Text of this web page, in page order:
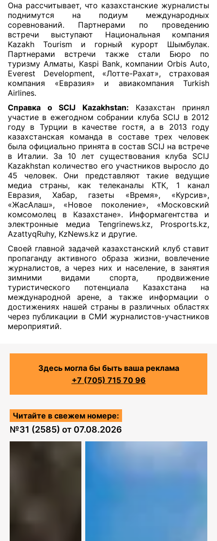
Она рассчитывает, что казахстанские журналисты
поднимутся на подиум международных
соревнований. Партнерами по проведению
встречи выступают Национальная компания
Kazakh Tourism и горный курорт Шымбулак.
Партнерами встречи также стали Бюро по
туризму Алматы, Kaspi Bank, компании Orbis Auto,
Everest Development, «Лотте-Рахат», страховая
компания «Евразия» и авиакомпания Turkish
Airlines.
Справка о SCIJ Kazakhstan: Казахстан принял
участие в ежегодном собрании клуба SCIJ в 2012
году в Турции в качестве гостя, а в 2013 году
казахстанская команда в составе трех человек
была официально принята в состав SCIJ на встрече
в Италии. За 10 лет существования клуба SCIJ
Kazakhstan количество его участников выросло до
45 человек. Они представляют такие ведущие
медиа страны, как телеканалы КТК, 1 канал
Евразия, Хабар, газеты «Время», «Курсив»,
«ЖасАлаш», «Новое поколение», «Московский
комсомолец в Казахстане». Информагентства и
электронные медиа Tengrinews.kz, Prosports.kz,
AzattyqRuhy, KzNews.kz и другие.
Своей главной задачей казахстанский клуб ставит
пропаганду активного образа жизни, вовлечение
журналистов, а через них и население, в занятия
зимними видами спорта, продвижение
туристического потенциала Казахстана на
международной арене, а также информации о
достижениях нашей страны в различных областях
через публикации в СМИ журналистов-участников
мероприятий.
Здесь могла бы быть ваша реклама
+7 (705) 715 70 96
Читайте в свежем номере:
№31 (2585) от 07.08.2026